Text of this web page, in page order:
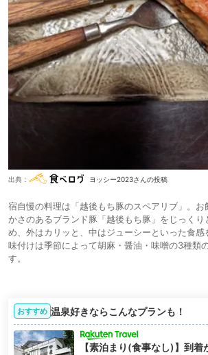
出典： ヨッシー2023さんの投稿
宿自慢の料理は「越後もち豚のスペアリブ」。お
かさのあるブランド豚「越後もち豚」をじっくり
め、外はカリッと、中はジューシーといった食感
味付けは季節によって胡麻・醤油・味噌の3種類
す。
おすすめ 温泉好きならこんなプランも！
【素泊まり(食事なし)】到